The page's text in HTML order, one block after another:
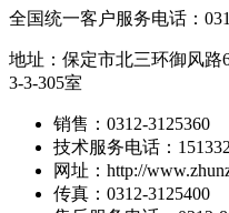
全国统一客户服务电话：
地址：保定市北三环御风路
3-3-305室
销售：0312-3125360
技术服务电话：
网址：http://
传真：0312-3125400